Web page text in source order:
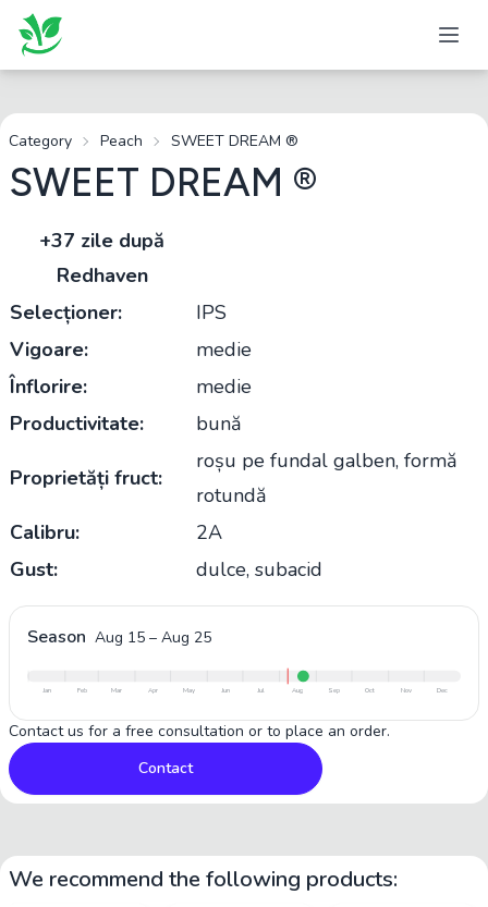
Category Peach SWEET DREAM ®
SWEET DREAM ®
+37 zile după
Redhaven
Selecționer:
IPS
Vigoare:
medie
Înflorire:
medie
Productivitate:
bună
Proprietăți fruct:
roșu pe fundal galben, formă
rotundă
Calibru:
2A
Gust:
dulce, subacid
Season Aug 15 – Aug 25
Jan Feb Mar Apr May Jun Jul Aug Sep Oct Nov Dec
Contact us for a free consultation or to place an order.
Contact
We recommend the following products: